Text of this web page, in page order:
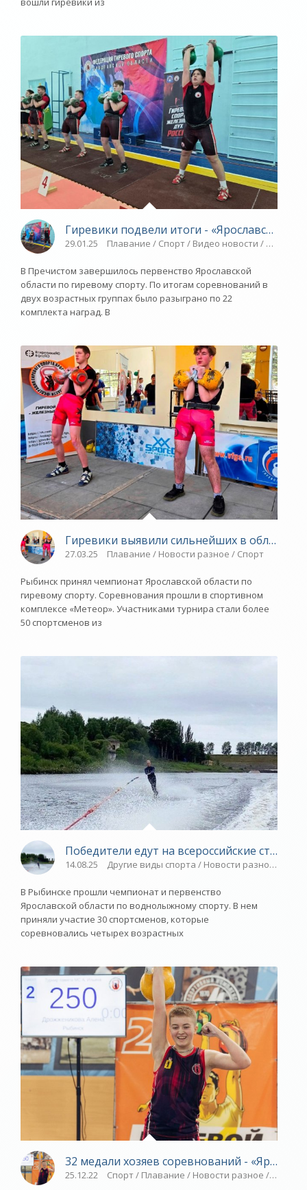
Гиревики подвели итоги - «Ярославский
29.01.25 Плавание / Спорт / Видео новости / Другие
В Пречистом завершилось первенство Ярославской
области по гиревому спорту. По итогам соревнований в
двух возрастных группах было разыграно по 22
комплекта наград. В
Гиревики выявили сильнейших в области -
27.03.25 Плавание / Новости разное / Спорт
Рыбинск принял чемпионат Ярославской области по
гиревому спорту. Соревнования прошли в спортивном
комплексе «Метеор». Участниками турнира стали более
50 спортсменов из
Победители едут на всероссийские старты
14.08.25 Другие виды спорта / Новости разное /
В Рыбинске прошли чемпионат и первенство
Ярославской области по воднолыжному спорту. В нем
приняли участие 30 спортсменов, которые
соревновались четырех возрастных
32 медали хозяев соревнований -
25.12.22 Спорт / Плавание / Новости разное /